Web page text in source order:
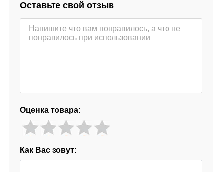
Оставьте свой отзыв
Оценка товара:
Как Вас зовут: